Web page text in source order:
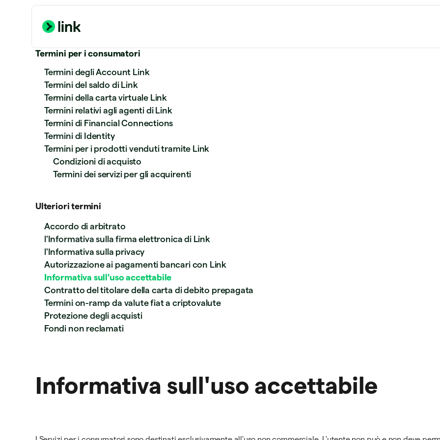
Termini per i consumatori
Termini degli Account Link
Termini del saldo di Link
Termini della carta virtuale Link
Termini relativi agli agenti di Link
Termini di Financial Connections
Termini di Identity
Termini per i prodotti venduti tramite Link
Condizioni di acquisto
Termini dei servizi per gli acquirenti
Ulteriori termini
Accordo di arbitrato
l'Informativa sulla firma elettronica di Link
l'Informativa sulla privacy
Autorizzazione ai pagamenti bancari con Link
Informativa sull'uso accettabile
Contratto del titolare della carta di debito prepagata
Termini on-ramp da valute fiat a criptovalute
Protezione degli acquisti
Fondi non reclamati
Informativa sull'uso accettabile